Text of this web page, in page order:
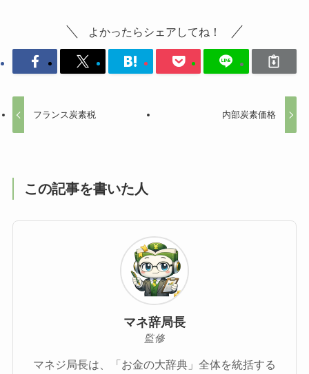
よかったらシェアしてね！
フランス炭素税 内部炭素価格
この記事を書いた人
マネ辞局長
監修
マネジ局長は、「お金の大辞典」全体を統括する